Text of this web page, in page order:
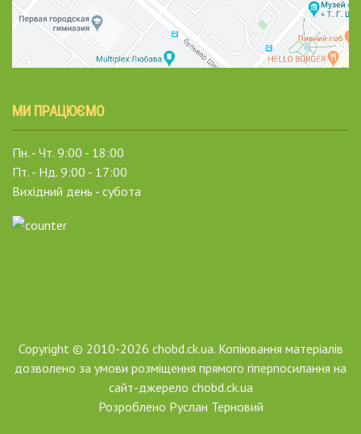
МИ ПРАЦЮЄМО
Пн. - Чт. 9:00 - 18:00
Пт. - Нд. 9:00 - 17:00
Вихідний день - субота
Copyright © 2010-2026 chobd.ck.ua. Копіювання матеріалів
дозволено за умови розміщення прямого гіперпосилання на
сайт-джерело chobd.ck.ua
Розроблено Руслан Терновий